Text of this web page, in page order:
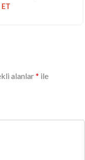
alanlar* ile